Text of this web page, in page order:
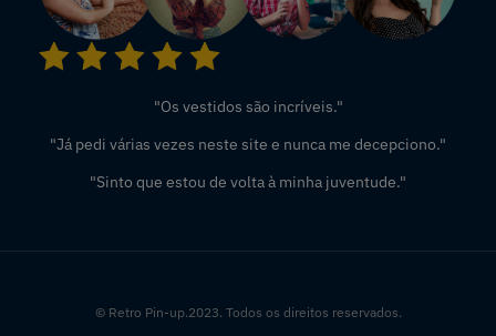
"Os vestidos são incríveis."
"Já pedi várias vezes neste site e nunca me decepciono."
"Sinto que estou de volta à minha juventude."
© Retro Pin-up.2023. Todos os direitos reservados.